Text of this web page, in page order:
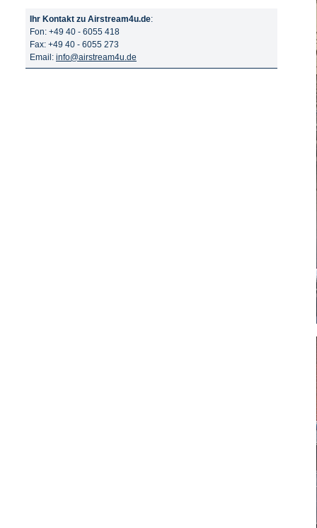
Ihr Kontakt zu Airstream4u.de:
Fon: +49 40 - 6055 418
Fax: +49 40 - 6055 273
Email: info@airstream4u.de